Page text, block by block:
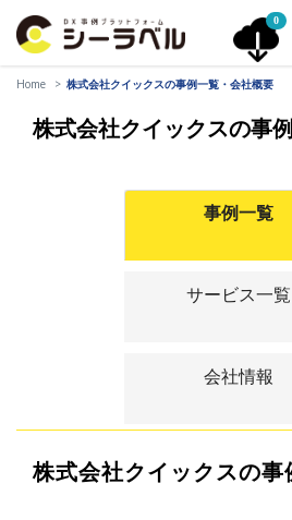
0
Home 株式会社クイックスの事例一覧・会社概要
株式会社クイックスの事
事例一覧
サービス一覧
会社情報
株式会社クイックスの事